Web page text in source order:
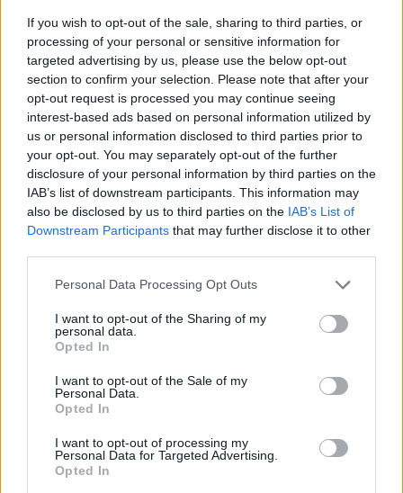
If you wish to opt-out of the sale, sharing to third parties, or
processing of your personal or sensitive information for
targeted advertising by us, please use the below opt-out
section to confirm your selection. Please note that after your
opt-out request is processed you may continue seeing
interest-based ads based on personal information utilized by
us or personal information disclosed to third parties prior to
your opt-out. You may separately opt-out of the further
disclosure of your personal information by third parties on the
IAB’s list of downstream participants. This information may
also be disclosed by us to third parties on the IAB’s List of
Downstream Participants that may further disclose it to other
Please note that this website/app uses one or more Google
not limited to your visit or usage behaviour. You may click to
grant or deny consent to Google and its third-party tags to
use your data for below specified purposes in below Google
consent section.
Personal Data Processing Opt Outs
I want to opt-out of the Sharing of my
personal data.
Opted In
I want to opt-out of the Sale of my
Personal Data.
Opted In
I want to opt-out of processing my
Personal Data for Targeted Advertising.
Opted In
titokzatosabb, örök érvényű érzésként is. Nem
mondunk el benne mindent, a hallgatóra bízzuk, mit
hall és érez ki belőle.
A felvételek nagyobbik része Csobánkán a Pilis lábánál,
a hangszeres részek pedig a budapesti
próbatermünkben rögzültek. A koncepció része a
hosszan elnyújtott képek és természeti formák, ezeket
bontják meg a közvetlen közeli zenés jelenetek. Maga a
zene is összetett annyira, hogy nem akartuk elvonni
erről a figyelmet. Egy elszállós lassú videó, amit lehet
csak úgy „bambulni”, miközben kitekered a hangerőt!
A klip készítőjeNyúl Nimród , akivel immár másodjára
annak ellenére, hogy már az első napon szétfagyott,
egy hétre rá egymaga visszatért a helyszínekre footage-
ért, és rendületlenül vagdosott a gép előtt is. Egy igazi
istenáldása a srác, nemcsak profi, de mind az öt
érzékét beleviszi a képbe, a hatodik érzéke pedig talán
már közös a bandáéval. Nála alkalmasabb klipest nem
is kívánhatnánk, KÖSZÖNJÜK, NYÚL!!! ”